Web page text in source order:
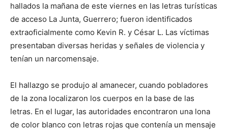
hallados la mañana de este viernes en las letras turísticas
de acceso La Junta, Guerrero; fueron identificados
extraoficialmente como Kevin R. y César L. Las víctimas
presentaban diversas heridas y señales de violencia y
tenían un narcomensaje.
El hallazgo se produjo al amanecer, cuando pobladores
de la zona localizaron los cuerpos en la base de las
letras. En el lugar, las autoridades encontraron una lona
de color blanco con letras rojas que contenía un mensaje